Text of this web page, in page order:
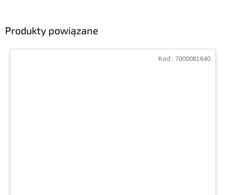
Produkty powiązane
Kod : 7000081640